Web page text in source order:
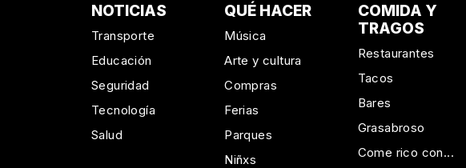
NOTICIAS
Transporte
Educación
Seguridad
Tecnología
Salud
QUÉ HACER
Música
Arte y cultura
Compras
Ferias
Parques
Niñxs
COMIDA Y
TRAGOS
Restaurantes
Tacos
Bares
Grasabroso
Come rico con...